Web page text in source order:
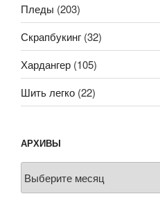
Пледы (203)
Скрапбукинг (32)
Хардангер (105)
Шить легко (22)
АРХИВЫ